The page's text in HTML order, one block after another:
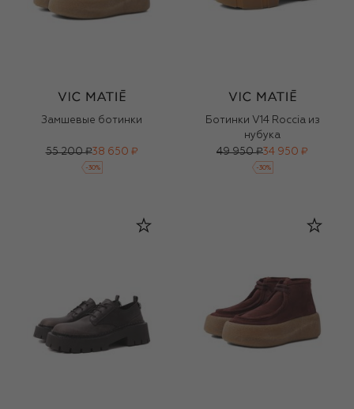
Замшевые ботинки
55 200 ₽38 650 ₽
-30%
Ботинки V14 Roccia из
нубука
49 950 ₽34 950 ₽
-30%